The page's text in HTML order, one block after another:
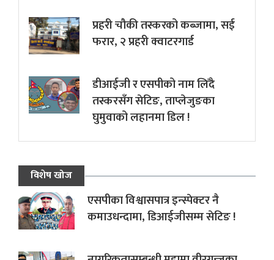
प्रहरी चौकी तस्करको कब्जामा, सई
फरार, २ प्रहरी क्वाटरगार्ड
डीआईजी र एसपीको नाम लिँदै
तस्करसँग सेटिङ, ताप्लेजुङका
घुमुवाको लहानमा डिल !
विशेष खोज
एसपीका विश्वासपात्र इन्स्पेक्टर नै
कमाउधन्दामा, डिआईजीसम्म सेटिङ !